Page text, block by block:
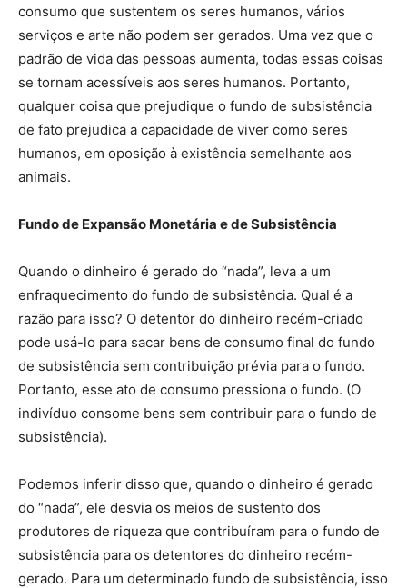
consumo que sustentem os seres humanos, vários
serviços e arte não podem ser gerados. Uma vez que o
padrão de vida das pessoas aumenta, todas essas coisas
se tornam acessíveis aos seres humanos. Portanto,
qualquer coisa que prejudique o fundo de subsistência
de fato prejudica a capacidade de viver como seres
humanos, em oposição à existência semelhante aos
animais.
Fundo de Expansão Monetária e de Subsistência
Quando o dinheiro é gerado do “nada”, leva a um
enfraquecimento do fundo de subsistência. Qual é a
razão para isso? O detentor do dinheiro recém-criado
pode usá-lo para sacar bens de consumo final do fundo
de subsistência sem contribuição prévia para o fundo.
Portanto, esse ato de consumo pressiona o fundo. (O
indivíduo consome bens sem contribuir para o fundo de
subsistência).
Podemos inferir disso que, quando o dinheiro é gerado
do “nada”, ele desvia os meios de sustento dos
produtores de riqueza que contribuíram para o fundo de
subsistência para os detentores do dinheiro recém-
gerado. Para um determinado fundo de subsistência, isso